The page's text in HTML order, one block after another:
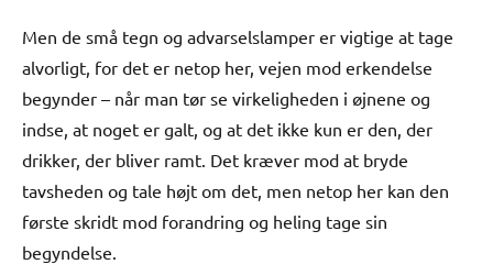
Men de små tegn og advarselslamper er vigtige at tage
alvorligt, for det er netop her, vejen mod erkendelse
begynder – når man tør se virkeligheden i øjnene og
indse, at noget er galt, og at det ikke kun er den, der
drikker, der bliver ramt. Det kræver mod at bryde
tavsheden og tale højt om det, men netop her kan den
første skridt mod forandring og heling tage sin
begyndelse.